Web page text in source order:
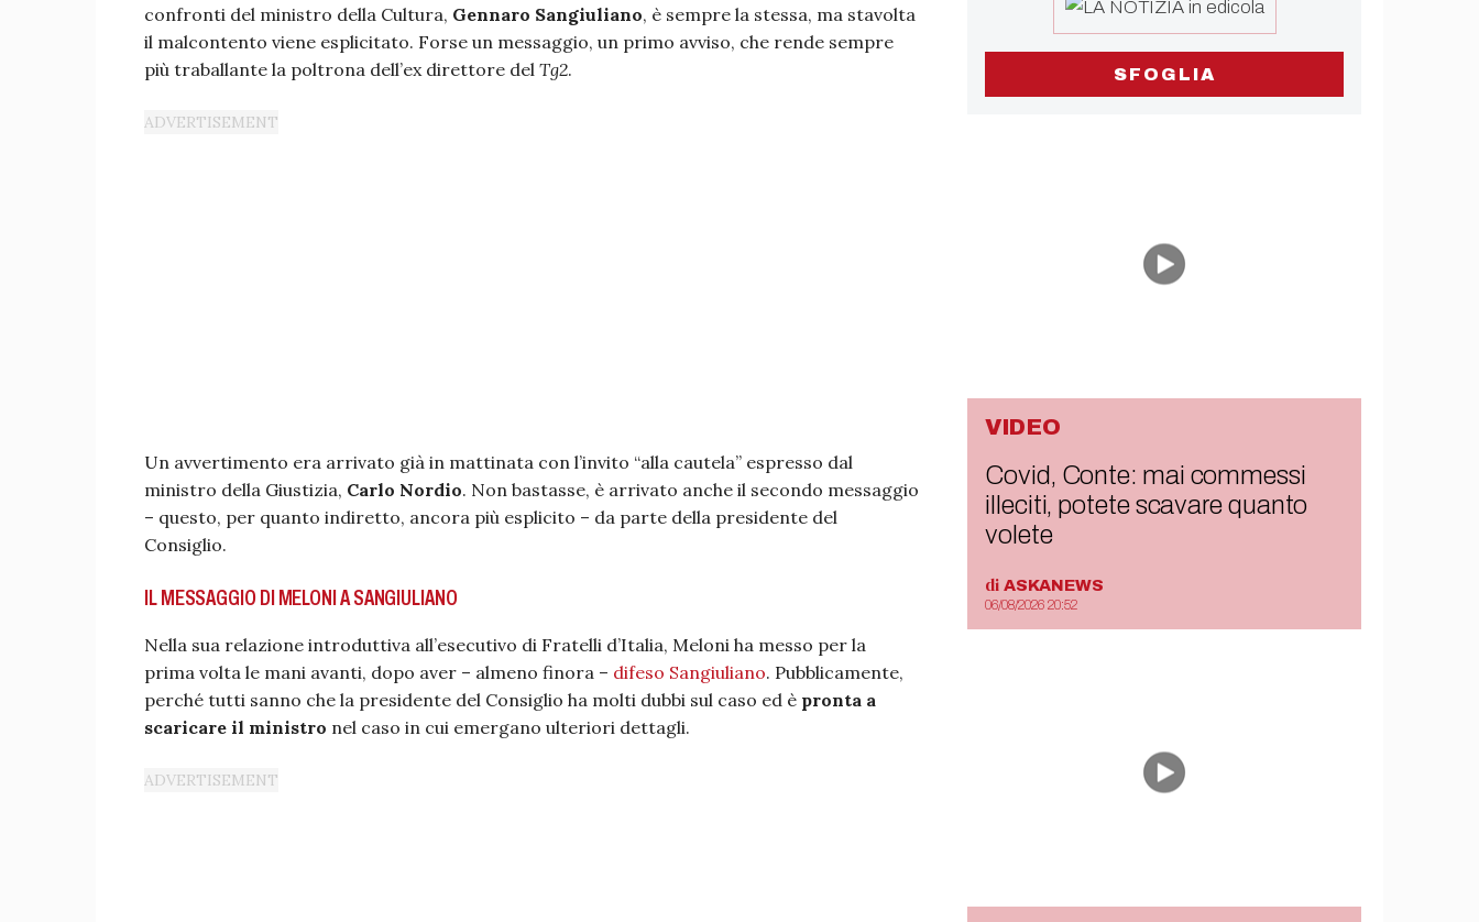
confronti del ministro della Cultura, Gennaro Sangiuliano, è sempre la stessa, ma stavolta
il malcontento viene esplicitato. Forse un messaggio, un primo avviso, che rende sempre
più traballante la poltrona dell’ex direttore del Tg2.
Un avvertimento era arrivato già in mattinata con l’invito “alla cautela” espresso dal
ministro della Giustizia, Carlo Nordio. Non bastasse, è arrivato anche il secondo messaggio
– questo, per quanto indiretto, ancora più esplicito – da parte della presidente del
Consiglio.
IL MESSAGGIO DI MELONI A SANGIULIANO
Nella sua relazione introduttiva all’esecutivo di Fratelli d’Italia, Meloni ha messo per la
prima volta le mani avanti, dopo aver – almeno finora – difeso Sangiuliano. Pubblicamente,
perché tutti sanno che la presidente del Consiglio ha molti dubbi sul caso ed è pronta a
scaricare il ministro nel caso in cui emergano ulteriori dettagli.
SFOGLIA
VIDEO
Covid, Conte: mai commessi
illeciti, potete scavare quanto
volete
di ASKANEWS
06/08/2026 20:52